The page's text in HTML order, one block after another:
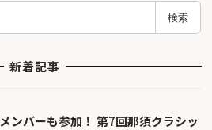
検索
新着記事
ンバーも参加！ 第7回那須クラシッ